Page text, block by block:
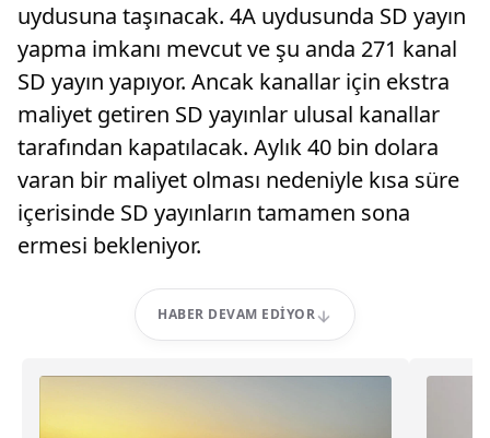
uydusuna taşınacak. 4A uydusunda SD yayın
yapma imkanı mevcut ve şu anda 271 kanal
SD yayın yapıyor. Ancak kanallar için ekstra
maliyet getiren SD yayınlar ulusal kanallar
tarafından kapatılacak. Aylık 40 bin dolara
varan bir maliyet olması nedeniyle kısa süre
içerisinde SD yayınların tamamen sona
ermesi bekleniyor.
HABER DEVAM EDIYOR